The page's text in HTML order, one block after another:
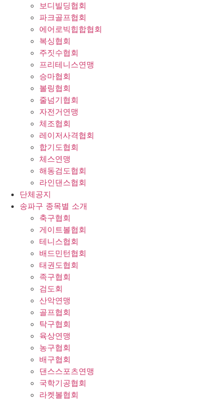
보디빌딩협회
파크골프협회
에어로빅힙합협회
복싱협회
주짓수협회
프리테니스연맹
승마협회
볼링협회
줄넘기협회
자전거연맹
체조협회
레이저사격협회
합기도협회
체스연맹
해동검도협회
라인댄스협회
단체공지
송파구 종목별 소개
축구협회
게이트볼협회
테니스협회
배드민턴협회
태권도협회
족구협회
검도회
산악연맹
골프협회
탁구협회
육상연맹
농구협회
배구협회
댄스스포츠연맹
국학기공협회
라켓볼협회